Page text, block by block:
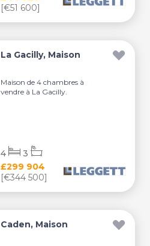
[€51 600]
La Gacilly, Maison
Maison de 4 chambres à
vendre à La Gacilly.
£299 904
[€344 500]
4 3
Caden, Maison